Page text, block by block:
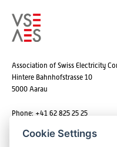
Association of Swiss Electricity
Hintere Bahnhofstrasse 10
5000 Aarau
Phone: +41 62 825 25 25
Cookie Settings